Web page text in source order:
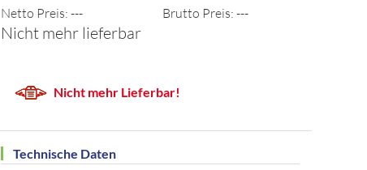
Netto Preis: --- Brutto Preis: ---
Nicht mehr lieferbar
Nicht mehr Lieferbar!
Technische Daten